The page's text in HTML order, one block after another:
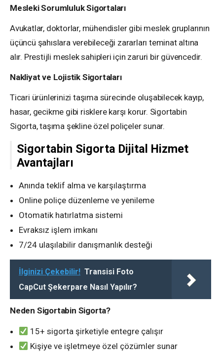
Mesleki Sorumluluk Sigortaları
Avukatlar, doktorlar, mühendisler gibi meslek gruplarının
üçüncü şahıslara verebileceği zararları teminat altına
alır. Prestijli meslek sahipleri için zaruri bir güvencedir.
Nakliyat ve Lojistik Sigortaları
Ticari ürünlerinizi taşıma sürecinde oluşabilecek kayıp,
hasar, gecikme gibi risklere karşı korur. Sigortabin
Sigorta, taşıma şekline özel poliçeler sunar.
Sigortabin Sigorta Dijital Hizmet
Avantajları
Anında teklif alma ve karşılaştırma
Online poliçe düzenleme ve yenileme
Otomatik hatırlatma sistemi
Evraksız işlem imkanı
7/24 ulaşılabilir danışmanlık desteği
İlginizi Çekebilir! Transisi Foto
CapCut Şekerpare Nasıl Yapılır?
Neden Sigortabin Sigorta?
15+ sigorta şirketiyle entegre çalışır
Kişiye ve işletmeye özel çözümler sunar